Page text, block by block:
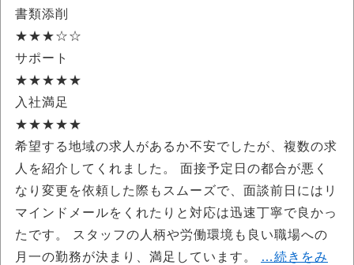
書類添削
★★★☆☆
サポート
★★★★★
入社満足
★★★★★
希望する地域の求人があるか不安でしたが、複数の求
人を紹介してくれました。 面接予定日の都合が悪く
なり変更を依頼した際もスムーズで、面談前日にはリ
マインドメールをくれたりと対応は迅速丁寧で良かっ
たです。 スタッフの人柄や労働環境も良い職場への
月一の勤務が決まり、満足しています。
…続きをみ